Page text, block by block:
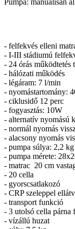
Pumpa: manuálisan
- felfekvés elleni
- I-III stádiumú
- 24 órás működtetés
- hálózati működés
- légáram: 7 l/min
- nyomástartomány:
- ciklusidő 12 perc
- fogyasztás: 10W
- alternatív nyomású
- normál nyomás
- alacsony nyomás
- pumpa súlya: 2,2 kg
- pumpa mérete:
- matrac 20 cm
- 20 cella
- gyorscsatlakozó
- CRP szeleppel
- transport funkció
- 3 utolsó cella párna
- vízállú huzat